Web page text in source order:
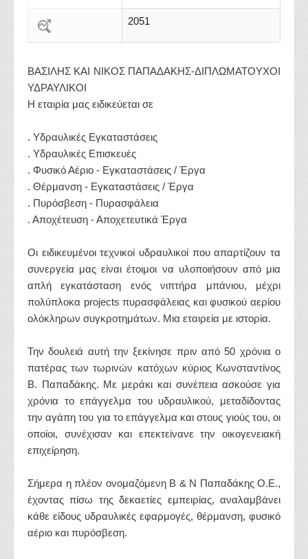
2051
ΒΑΣΙΛΗΣ ΚΑΙ ΝΙΚΟΣ ΠΑΠΑΔΑΚΗΣ-ΔΙΠΛΩΜΑΤΟΥΧΟΙ
ΥΔΡΑΥΛΙΚΟΙ
Η εταιρία μας ειδικεύεται σε
. Υδραυλικές Εγκαταστάσεις
. Υδραυλικές Επισκευές
. Φυσικό Αέριο - Εγκαταστάσεις / Έργα
. Θέρμανση - Εγκαταστάσεις / Έργα
. Πυρόσβεση - Πυρασφάλεια
. Αποχέτευση - Αποχετευτικά Έργα
Οι ειδικευμένοι τεχνικοί υδραυλικοί που απαρτίζουν τα
συνεργεία μας είναι έτοιμοι να υλοποιήσουν από μια
απλή εγκατάσταση ενός νιπτήρα μπάνιου, μέχρι
πολύπλοκα projects πυρασφάλειας και φυσικού αερίου
ολόκληρων συγκροτημάτων. Μια εταιρεία με ιστορία.
Την δουλειά αυτή την ξεκίνησε πριν από 50 χρόνια ο
πατέρας των τωρινών κατόχων κύριος Κωνσταντίνος
Β. Παπαδάκης. Με μεράκι και συνέπεια ασκούσε για
χρόνια το επάγγελμα του υδραυλικού, μεταδίδοντας
την αγάπη του για το επάγγελμα και στους γιούς του, οι
οποίοι, συνέχισαν και επεκτείνανε την οικογενειακή
επιχείρηση.
Σήμερα η πλέον ονομαζόμενη Β & Ν Παπαδάκης Ο.Ε.,
έχοντας πίσω της δεκαετίες εμπειρίας, αναλαμβάνει
κάθε είδους υδραυλικές εφαρμογές, θέρμανση, φυσικό
αέριο και πυρόσβεση.